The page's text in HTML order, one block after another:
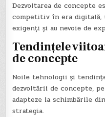
Dezvoltarea de concepte
competitiv în era
exigenți și au nevoie de
Tendințele
de concepte
Noile tehnologii și
dezvoltării de concepte,
adapteze la schimbările
strategia.